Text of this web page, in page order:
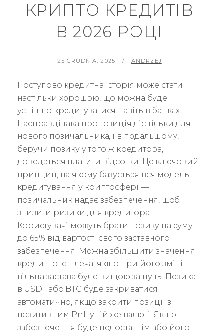
КРИПТО КРЕДИТІВ
В 2026 РОЦІ
POSTED
25 GRUDNIA, 2025 BY
ANDRZEJ
Поступово кредитна історія може стати
настільки хорошою, що можна буде
успішно кредитуватися навіть в банках.
Насправді така пропозиція діє тільки для
нового позичальника, і в подальшому,
беручи позику у того ж кредитора,
доведеться платити відсотки. Це ключовий
принцип, на якому базується вся модель
кредитування у криптосфері —
позичальник надає забезпечення, щоб
знизити ризики для кредитора.
Користувачі можуть брати позику на суму
до 65% від вартості свого заставного
забезпечення. Можна збільшити значення
кредитного плеча, якщо при його зміні
вільна застава буде вищою за нуль. Позика
в USDT або BTC буде закриватися
автоматично, якщо закрити позиції з
позитивним PnL у тій же валюті. Якщо
забезпечення буде недостатнім або його